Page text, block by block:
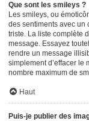
Que sont les smileys ?
Les smileys, ou
des sentiments avec un
triste. La liste complète
message. Essayez
rendre un message
simplement d’effacer le
nombre maximum de
Haut
Puis-je publier des